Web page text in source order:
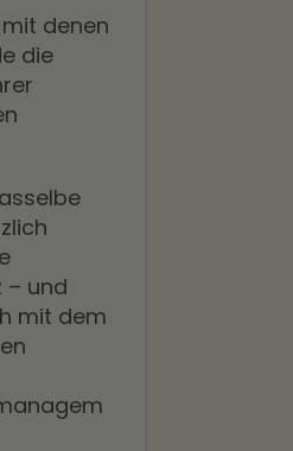
denen
die
– und
mit dem